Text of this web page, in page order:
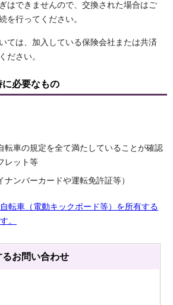
はできませんので、交換された場合はご
を行ってください。
ては、加入している保険会社または共済
ださい。
必要なもの
転車の規定を全て満たしていることが確認
レット等
ナンバーカードや運転免許証等）
転車（電動キックボード等）を所有する
。
るお問い合わせ